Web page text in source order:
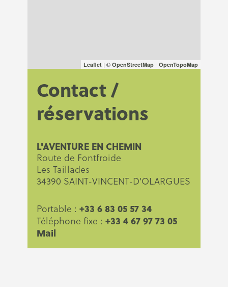
Leaflet | © OpenStreetMap - OpenTopoMap
Contact /
réservations
L'AVENTURE EN CHEMIN
Route de Fontfroide
Les Taillades
34390 SAINT-VINCENT-D'OLARGUES
Portable : +33 6 83 05 57 34
Téléphone fixe : +33 4 67 97 73 05
Mail